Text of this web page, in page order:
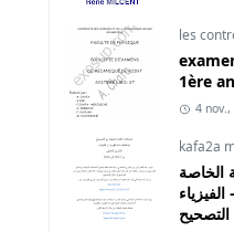
les
1ère
4 nov.,
kafa2a
الخاصة
التصحيح